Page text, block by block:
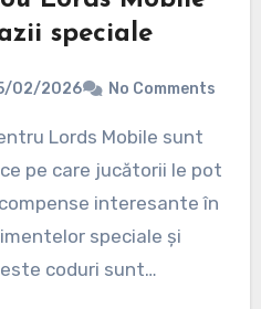
speciale
02/2026 No Comments
pe care jucătorii le pot
interesante în
speciale și
coduri sunt…